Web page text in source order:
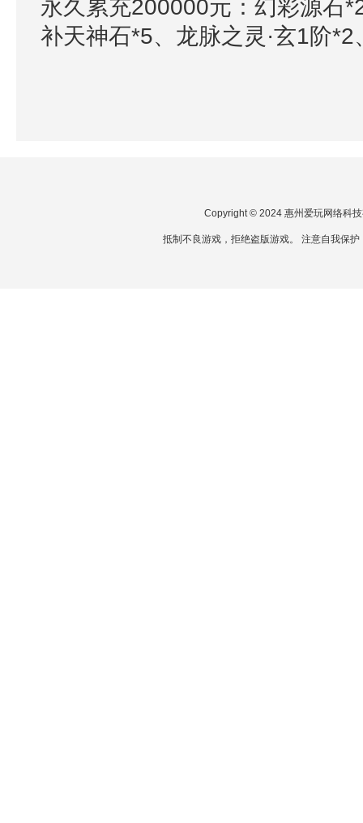
永久累充200000元：幻彩源石
补天神石*5、龙脉之灵·玄1阶*2
Copyright © 2024 惠州爱玩网络科
抵制不良游戏，拒绝盗版游戏。 注意自我保